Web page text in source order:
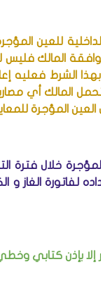
للعين
المالك فليس
الشرط فعليه
المالك أي
المؤجرة
خلال فترة
لفاتورة الغاز و
إلا بإذن كتابي